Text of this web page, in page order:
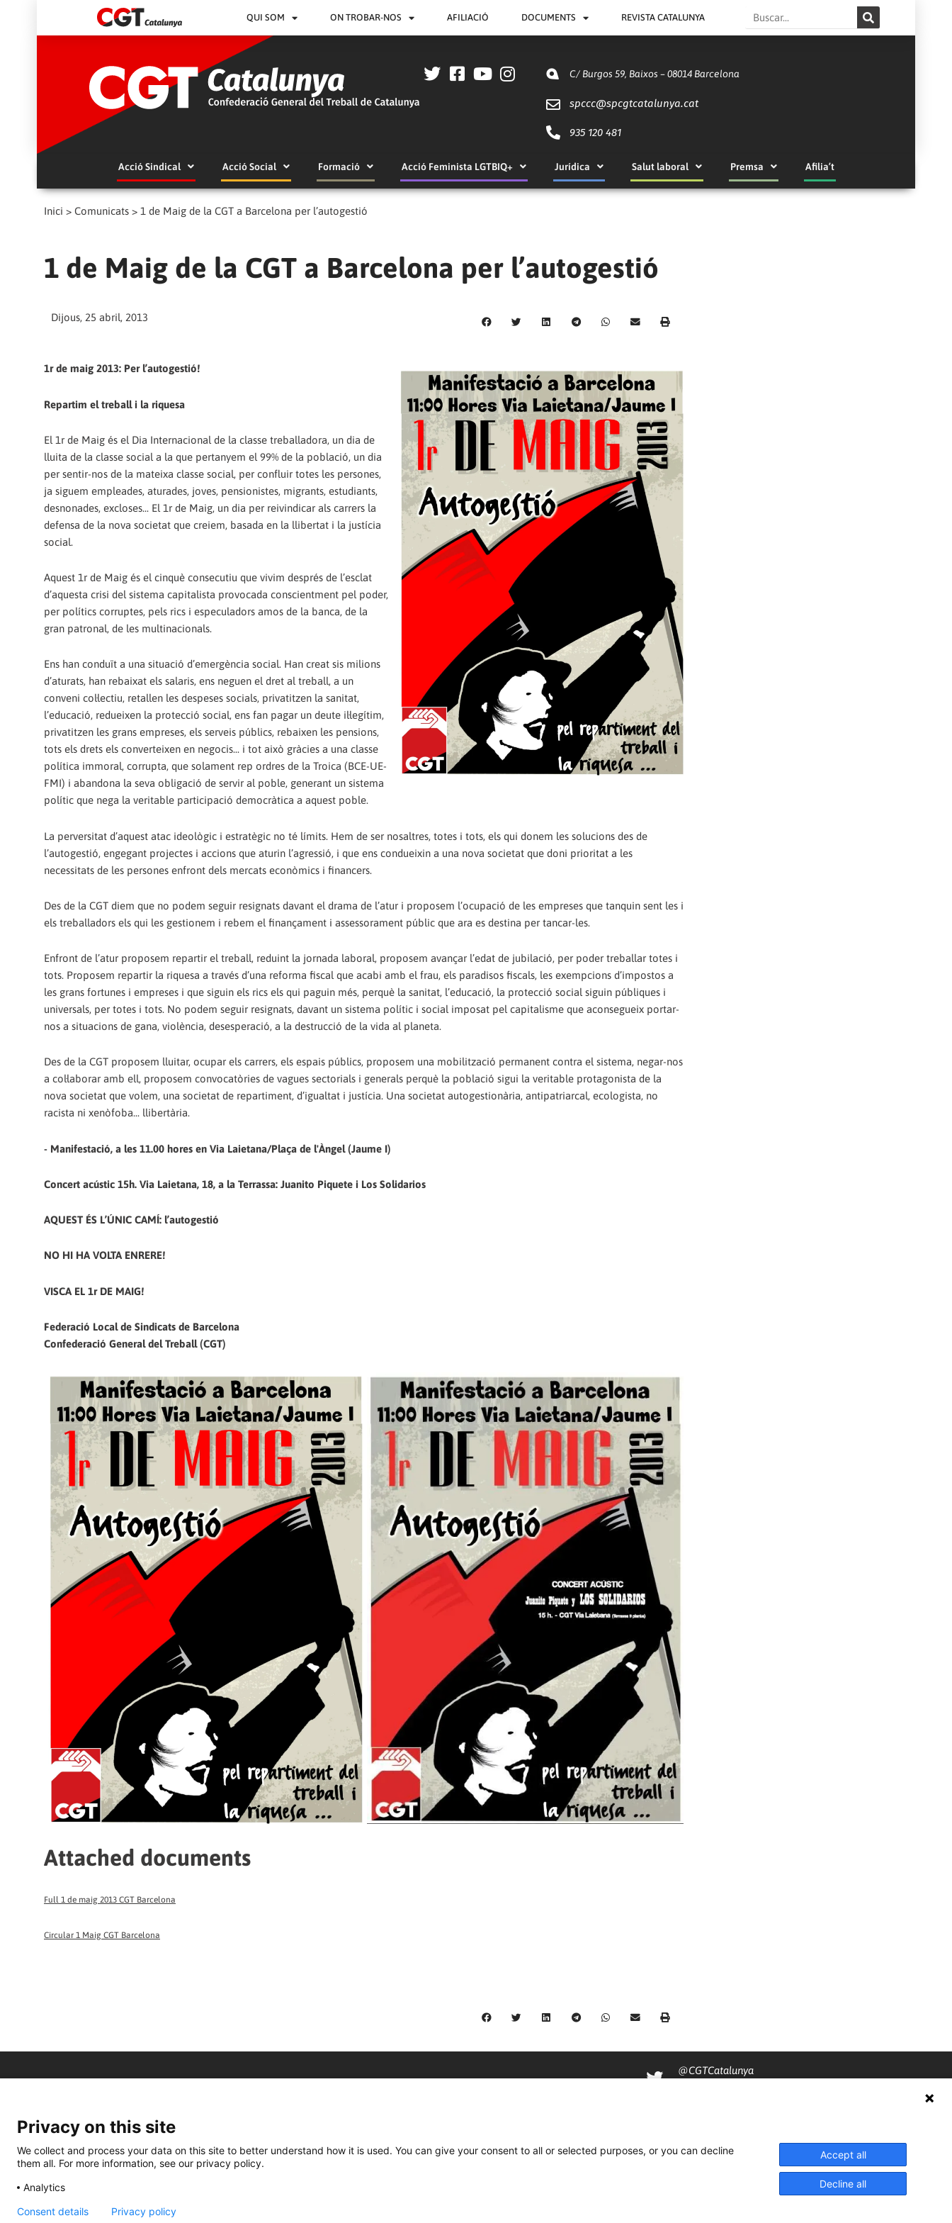
QUI SOM ON TROBAR-NOS AFILIACIÓ DOCUMENTS REVISTA CATALUNYA Search
C/ Burgos 59, Baixos – 08014 Barcelona
spccc@spcgtcatalunya.cat
935 120 481
Acció Sindical Acció Social Formació Acció Feminista LGTBIQ+ Jurídica Salut laboral Premsa Afilia’t
Inici > Comunicats > 1 de Maig de la CGT a Barcelona per l’autogestió
1 de Maig de la CGT a Barcelona per l’autogestió
Dijous, 25 abril, 2013
1r de maig 2013: Per l’autogestió!
Repartim el treball i la riquesa
El 1r de Maig és el Dia Internacional de la classe treballadora, un dia de
lluita de la classe social a la que pertanyem el 99% de la població, un dia
per sentir-nos de la mateixa classe social, per confluir totes les persones,
ja siguem empleades, aturades, joves, pensionistes, migrants, estudiants,
desnonades, excloses... El 1r de Maig, un dia per reivindicar als carrers la
defensa de la nova societat que creiem, basada en la llibertat i la justícia
social.
Aquest 1r de Maig és el cinquè consecutiu que vivim després de l’esclat
d’aquesta crisi del sistema capitalista provocada conscientment pel poder,
per polítics corruptes, pels rics i especuladors amos de la banca, de la
gran patronal, de les multinacionals.
Ens han conduït a una situació d’emergència social. Han creat sis milions
d’aturats, han rebaixat els salaris, ens neguen el dret al treball, a un
conveni col·lectiu, retallen les despeses socials, privatitzen la sanitat,
l’educació, redueixen la protecció social, ens fan pagar un deute il·legítim,
privatitzen les grans empreses, els serveis públics, rebaixen les pensions,
tots els drets els converteixen en negocis... i tot això gràcies a una classe
política immoral, corrupta, que solament rep ordres de la Troica (BCE-UE-
FMI) i abandona la seva obligació de servir al poble, generant un sistema
polític que nega la veritable participació democràtica a aquest poble.
La perversitat d’aquest atac ideològic i estratègic no té límits. Hem de ser nosaltres, totes i tots, els qui donem les solucions des de
l’autogestió, engegant projectes i accions que aturin l’agressió, i que ens condueixin a una nova societat que doni prioritat a les
necessitats de les persones enfront dels mercats econòmics i financers.
Des de la CGT diem que no podem seguir resignats davant el drama de l’atur i proposem l’ocupació de les empreses que tanquin sent les i
els treballadors els qui les gestionem i rebem el finançament i assessorament públic que ara es destina per tancar-les.
Enfront de l’atur proposem repartir el treball, reduint la jornada laboral, proposem avançar l’edat de jubilació, per poder treballar totes i
tots. Proposem repartir la riquesa a través d’una reforma fiscal que acabi amb el frau, els paradisos fiscals, les exempcions d’impostos a
les grans fortunes i empreses i que siguin els rics els qui paguin més, perquè la sanitat, l’educació, la protecció social siguin públiques i
universals, per totes i tots. No podem seguir resignats, davant un sistema polític i social imposat pel capitalisme que aconsegueix portar-
nos a situacions de gana, violència, desesperació, a la destrucció de la vida al planeta.
Des de la CGT proposem lluitar, ocupar els carrers, els espais públics, proposem una mobilització permanent contra el sistema, negar-nos
a col·laborar amb ell, proposem convocatòries de vagues sectorials i generals perquè la població sigui la veritable protagonista de la
nova societat que volem, una societat de repartiment, d’igualtat i justícia. Una societat autogestionària, antipatriarcal, ecologista, no
racista ni xenòfoba... llibertària.
- Manifestació, a les 11.00 hores en Via Laietana/Plaça de l'Àngel (Jaume I)
Concert acústic 15h. Via Laietana, 18, a la Terrassa: Juanito Piquete i Los Solidarios
AQUEST ÉS L’ÚNIC CAMÍ: l’autogestió
NO HI HA VOLTA ENRERE!
VISCA EL 1r DE MAIG!
Federació Local de Sindicats de Barcelona
Confederació General del Treball (CGT)
Attached documents
Full 1 de maig 2013 CGT Barcelona
Circular 1 Maig CGT Barcelona
@CGTCatalunya
cgtcatalunya
Privacy on this site
We collect and process your data on this site to better understand how it is used. You can give your consent to all or selected purposes, or you can decline
them all. For more information, see our privacy policy.
Analytics
Accept all
Decline all
Consent details Privacy policy